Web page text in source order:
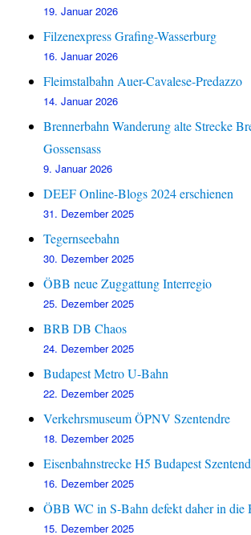
19. Januar 2026
Filzenexpress Grafing-Wasserburg
16. Januar 2026
Fleimstalbahn Auer-Cavalese-Predazzo
14. Januar 2026
Brennerbahn Wanderung alte Strecke
Gossensass
9. Januar 2026
DEEF Online-Blogs 2024 erschienen
31. Dezember 2025
Tegernseebahn
30. Dezember 2025
ÖBB neue Zuggattung Interregio
25. Dezember 2025
BRB DB Chaos
24. Dezember 2025
Budapest Metro U-Bahn
22. Dezember 2025
Verkehrsmuseum ÖPNV Szentendre
18. Dezember 2025
Eisenbahnstrecke H5 Budapest
16. Dezember 2025
ÖBB WC in S-Bahn defekt daher in die
15. Dezember 2025